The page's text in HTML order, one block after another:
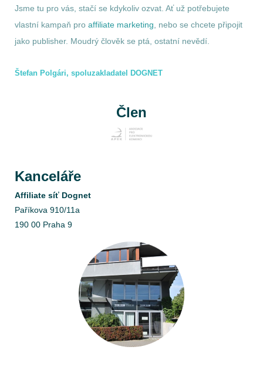
Jsme tu pro vás, stačí se kdykoliv ozvat. Ať už potřebujete
vlastní kampaň pro affiliate marketing , nebo se chcete připojit
jako publisher. Moudrý člověk se ptá, ostatní nevědí.
Štefan Polgári, spoluzakladatel DOGNET
Člen
Kanceláře
Affiliate síť Dognet
Paříkova 910/11a
190 00 Praha 9